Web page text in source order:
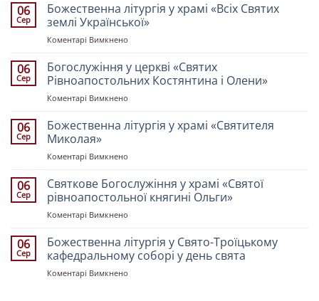
06
Сер
Божественна літургія у храмі «Всіх Святих
землі Української»
Коментарі Вимкнено
літургія
у
храмі
землі
Української»
06
Сер
Богослужіння у церкві «Святих
Рівноапостольних Костянтина і Олени»
Коментарі Вимкнено
у
церкві
і
Олени»
06
Сер
Божественна літургія у храмі «Святителя
Миколая»
Коментарі Вимкнено
літургія
храмі
06
Сер
Святкове Богослужіння у храмі «Святої
рівноапостольної княгині Ольги»
Коментарі Вимкнено
Богослужіння
храмі
06
Сер
Божественна літургія у Свято-Троїцькому
кафедральному соборі у день свята
Коментарі Вимкнено